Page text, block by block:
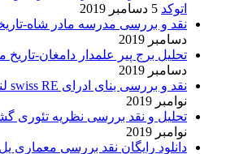
اتوکد 5 دسامبر 2019
نقد و بررسی مدرسه مادر شاه-
دسامبر 2019
تحلیل برج پیر علمدار دامغان-تاریخ
دسامبر 2019
نقد و بررسی بنای ادرای swiss RE لندن-نورمن فاستر
نوامبر 2019
تحلیل و نقد بررسی نظریه تئوری
نوامبر 2019
دانلود رایگان نقد بررسی معماری